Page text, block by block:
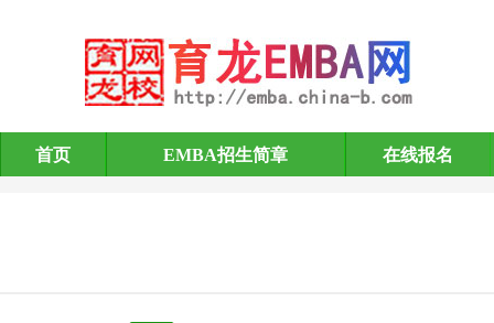
EMBA招生简章
首页 EMBA招生简章 在线报名